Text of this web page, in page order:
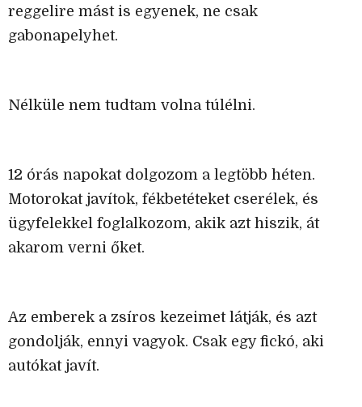
reggelire mást is egyenek, ne csak
gabonapelyhet.
Nélküle nem tudtam volna túlélni.
12 órás napokat dolgozom a legtöbb héten.
Motorokat javítok, fékbetéteket cserélek, és
ügyfelekkel foglalkozom, akik azt hiszik, át
akarom verni őket.
Az emberek a zsíros kezeimet látják, és azt
gondolják, ennyi vagyok. Csak egy fickó, aki
autókat javít.